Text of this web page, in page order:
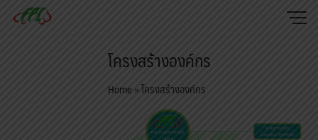
Skip
โครงสร้างองค์กร
Home»โครงสร้างองค์กร